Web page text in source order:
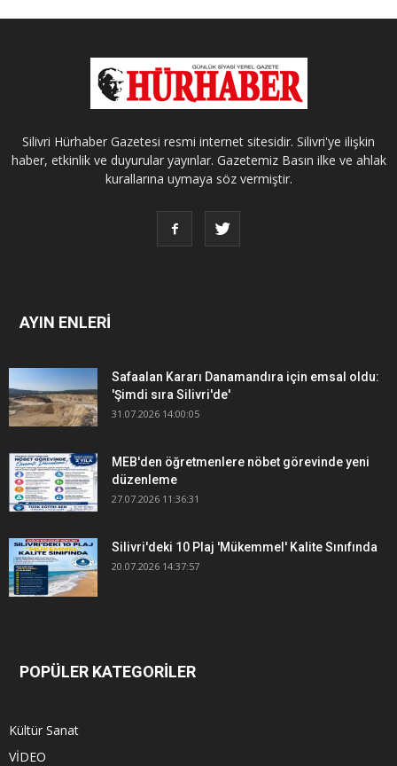
Silivri Hürhaber Gazetesi resmi internet sitesidir. Silivri'ye ilişkin
haber, etkinlik ve duyurular yayınlar. Gazetemiz Basın ilke ve ahlak
kurallarına uymaya söz vermiştir.
AYIN ENLERİ
Safaalan Kararı Danamandıra için emsal oldu:
'Şimdi sıra Silivri'de'
31.07.2026 14:00:05
MEB'den öğretmenlere nöbet görevinde yeni
düzenleme
27.07.2026 11:36:31
Silivri'deki 10 Plaj 'Mükemmel' Kalite Sınıfında
20.07.2026 14:37:57
POPÜLER KATEGORİLER
Kültür Sanat
VİDEO